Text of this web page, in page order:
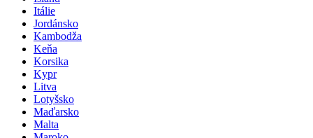
Itálie
Jordánsko
Kambodža
Keňa
Korsika
Kypr
Litva
Lotyšsko
Maďarsko
Malta